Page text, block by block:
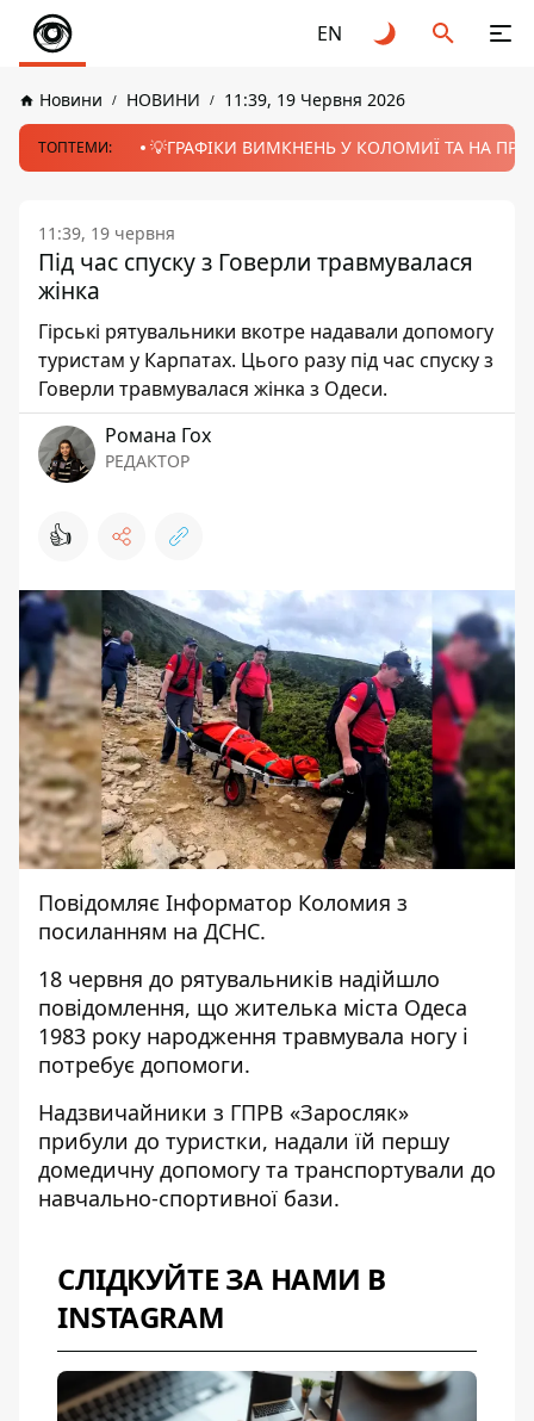
EN
Новини НОВИНИ 11:39, 19 Червня 2026
ТОПТЕМИ: 💡ГРАФІКИ ВИМКНЕНЬ У КОЛОМИЇ ТА НА
11:39, 19 червня
Під час спуску з Говерли травмувалася
жінка
Гірські рятувальники вкотре надавали допомогу
туристам у Карпатах. Цього разу під час спуску з
Говерли травмувалася жінка з Одеси.
Романа Гох
РЕДАКТОР
👍
Повідомляє Інформатор Коломия з
посиланням на ДСНС.
18 червня до рятувальників надійшло
повідомлення, що жителька міста Одеса
1983 року народження травмувала ногу і
потребує допомоги.
Надзвичайники з ГПРВ «Заросляк»
прибули до туристки, надали їй першу
домедичну допомогу та транспортували до
навчально-спортивної бази.
СЛІДКУЙТЕ ЗА НАМИ В
INSTAGRAM